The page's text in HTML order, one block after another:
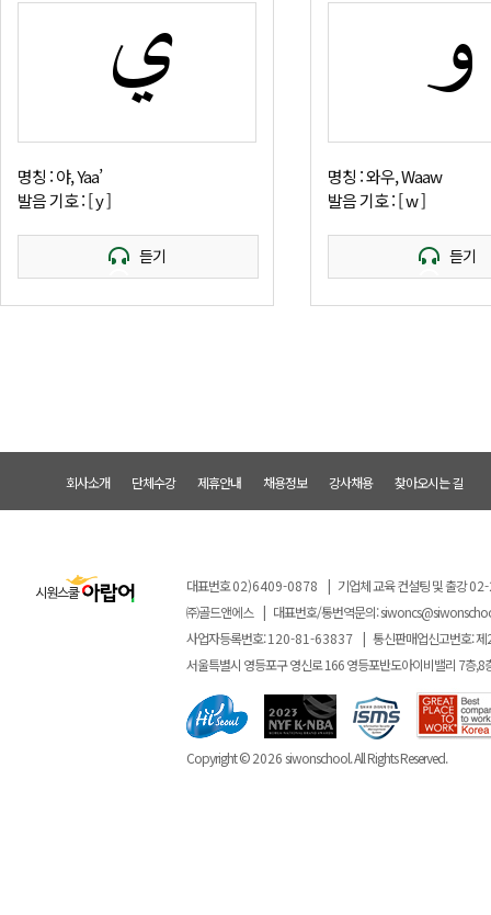
ي
명칭 : 야, Yaa’
발음 기호 : [ y ]
듣기
و
명칭 : 와우, Waaw
발음 기호 : [ w ]
듣기
회사소개 단체수강 제휴안내 채용정보 강사채용 찾아오시는 길
대표번호02)6409-0878 | 기업체 교육 컨설팅 및 출강
㈜골드앤에스 | 대표번호/통번역문의:
사업자등록번호:120-81-63837 | 통신판매업신고번호: 제
서울특별시 영등포구 영신로 166 영등포반도아이비밸리 7층,8
Copyright ©2026siwonschool. All Rights Reserved.